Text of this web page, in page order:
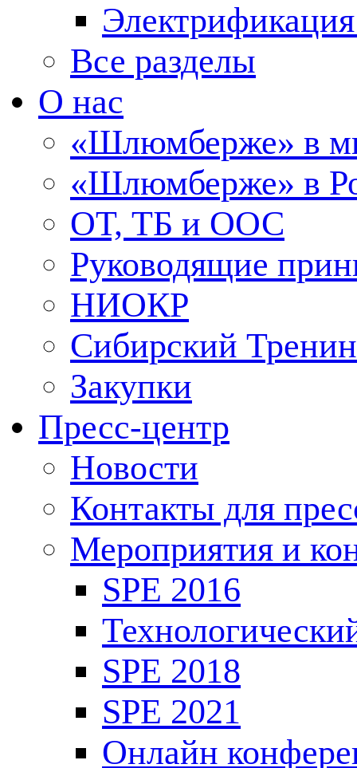
Все разделы
О нас
«Шлюмберже» в
«Шлюмберже» в
ОТ, ТБ и ООС
Руководящие
НИОКР
Сибирский
Закупки
Пресс-центр
Новости
Контакты для
Мероприятия и
SPE 2016
SPE 2018
SPE 2021
Онлайн